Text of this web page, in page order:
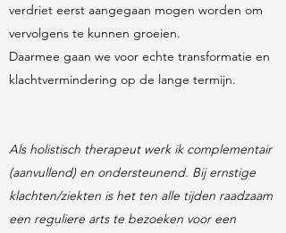
verdriet eerst aangegaan mogen worden om
vervolgens te kunnen groeien.
Daarmee gaan we voor echte transformatie en
klachtvermindering op de lange termijn.
Als holistisch therapeut werk ik complementair
(aanvullend) en ondersteunend. Bij ernstige
klachten/ziekten is het ten alle tijden raadzaam
een reguliere arts te bezoeken voor een